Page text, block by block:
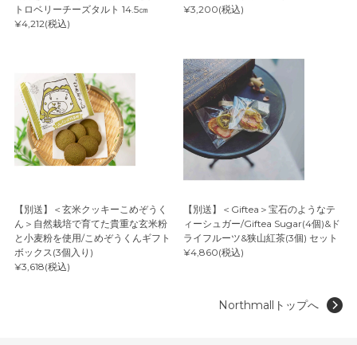
トロベリーチーズタルト 14.5㎝
¥4,212(税込)
¥3,200(税込)
【別送】＜玄米クッキーこめぞうく
ん＞自然栽培で育てた貴重な玄米粉
と小麦粉を使用/こめぞうくんギフト
ボックス(3個入り)
¥3,618(税込)
【別送】＜Giftea＞宝石のようなテ
ィーシュガー/Giftea Sugar(4個)&ド
ライフルーツ&狭山紅茶(3個) セット
¥4,860(税込)
Northmallトップへ